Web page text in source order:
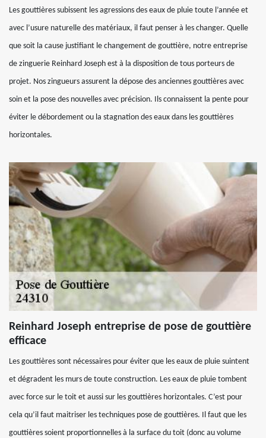
Les gouttières subissent les agressions des eaux de pluie toute l’année et
avec l’usure naturelle des matériaux, il faut penser à les changer. Quelle
que soit la cause justifiant le changement de gouttière, notre entreprise
de zinguerie Reinhard Joseph est à la disposition de tous porteurs de
projet. Nos zingueurs assurent la dépose des anciennes gouttières avec
soin et la pose des nouvelles avec précision. Ils connaissent la pente pour
éviter le débordement ou la stagnation des eaux dans les gouttières
horizontales.
Reinhard Joseph entreprise de pose de gouttière
efficace
Les gouttières sont nécessaires pour éviter que les eaux de pluie suintent
et dégradent les murs de toute construction. Les eaux de pluie tombent
avec force sur le toit et aussi sur les gouttières horizontales. C’est pour
cela qu’il faut maitriser les techniques pose de gouttières. Il faut que les
gouttières soient proportionnelles à la surface du toit (donc au volume